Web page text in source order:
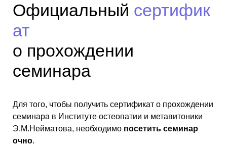
Официальный сертифик
ат
о прохождении
семинара
Для того, чтобы получить сертификат о прохождении
семинара в Институте остеопатии и метавитоники
Э.М.Нейматова, необходимо посетить семинар
очно.